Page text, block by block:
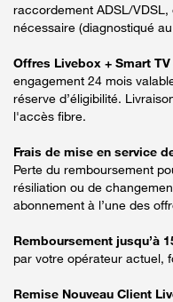
raccordement ADSL/
nécessaire (diagnostiqué
Offres Livebox + Smart TV
engagement 24 mois
réserve d’éligibilité.
l'accès fibre.
Frais de mise en service
Perte du remboursement
résiliation ou de
abonnement à l’une des
Remboursement jusqu’à
par votre opérateur actuel,
Remise Nouveau Client